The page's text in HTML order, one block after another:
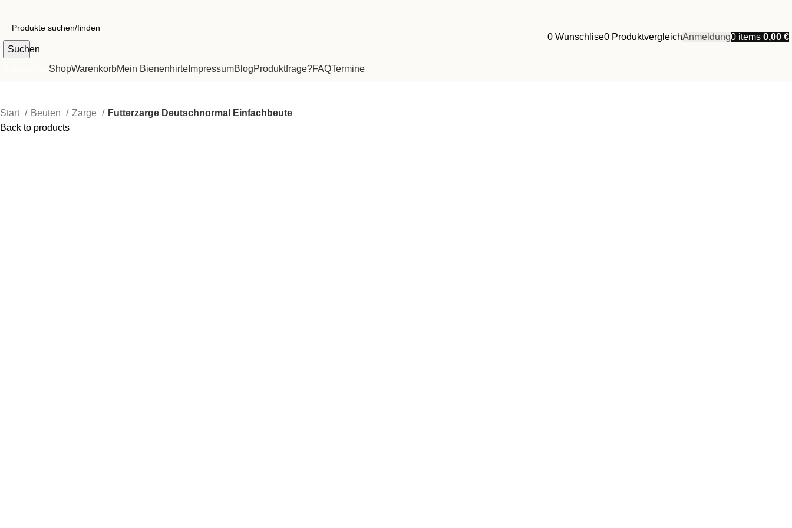
Suchen
0 Wunschlise0 ProduktvergleichAnmeldung0 items 0,00 €
ShopWarenkorbMein Bienenhirte ImpressumBlogProduktfrage?FAQTermine
Start Beuten Zarge
Futterzarge Deutschnormal Einfachbeute
Back to products